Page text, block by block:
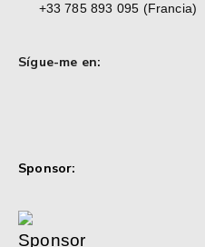
+33 785 893 095 (Francia)
Sígue-me en:
Sponsor: